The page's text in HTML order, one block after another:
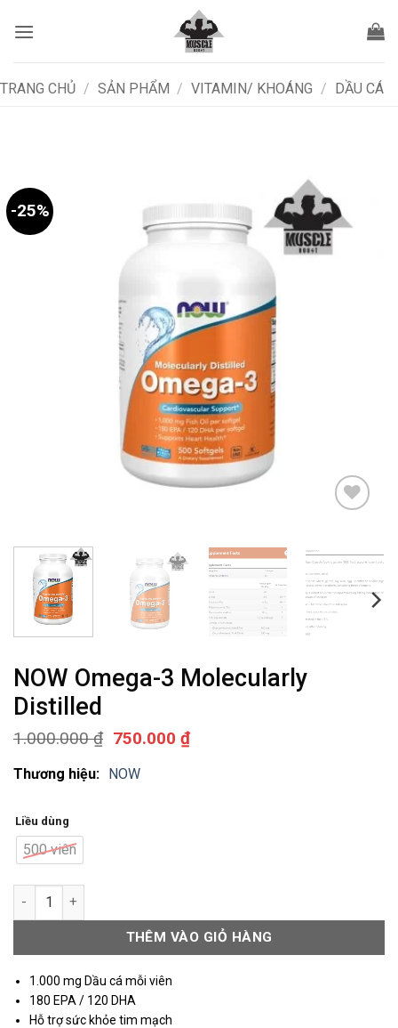
qua
TRANG CHỦ / SẢN PHẨM / VITAMIN/ KHOÁNG / DẦU CÁ
-25%
NOW Omega-3 Molecularly
Distilled
1.000.000₫ Giá
là:
750.000 ₫Giá
hiện
Thương hiệu: NOW
Liều dùng
500 viên
NOW Omega-3 Molecularly Distilled số lượng
THÊM VÀO GIỎ HÀNG
1.000 mg Dầu cá mỗi viên
180 EPA / 120 DHA
Hỗ trợ sức khỏe tim mạch